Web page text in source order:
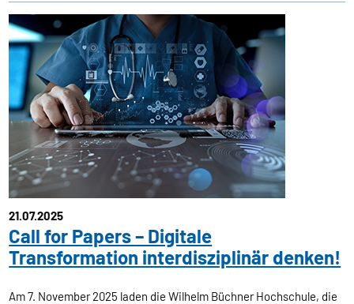
21.07.2025
Call for Papers – Digitale
Transformation interdisziplinär denken!
Am 7. November 2025 laden die Wilhelm Büchner Hochschule, die